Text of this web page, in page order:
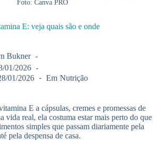
Foto: Canva PRO
E: veja quais são e onde
Bukner
01/2026
01/2026 Em Nutrição
E a cápsulas, cremes e promessas de
vida real, ela costuma estar mais perto do que
simples que passam diariamente pela
pela despensa de casa.